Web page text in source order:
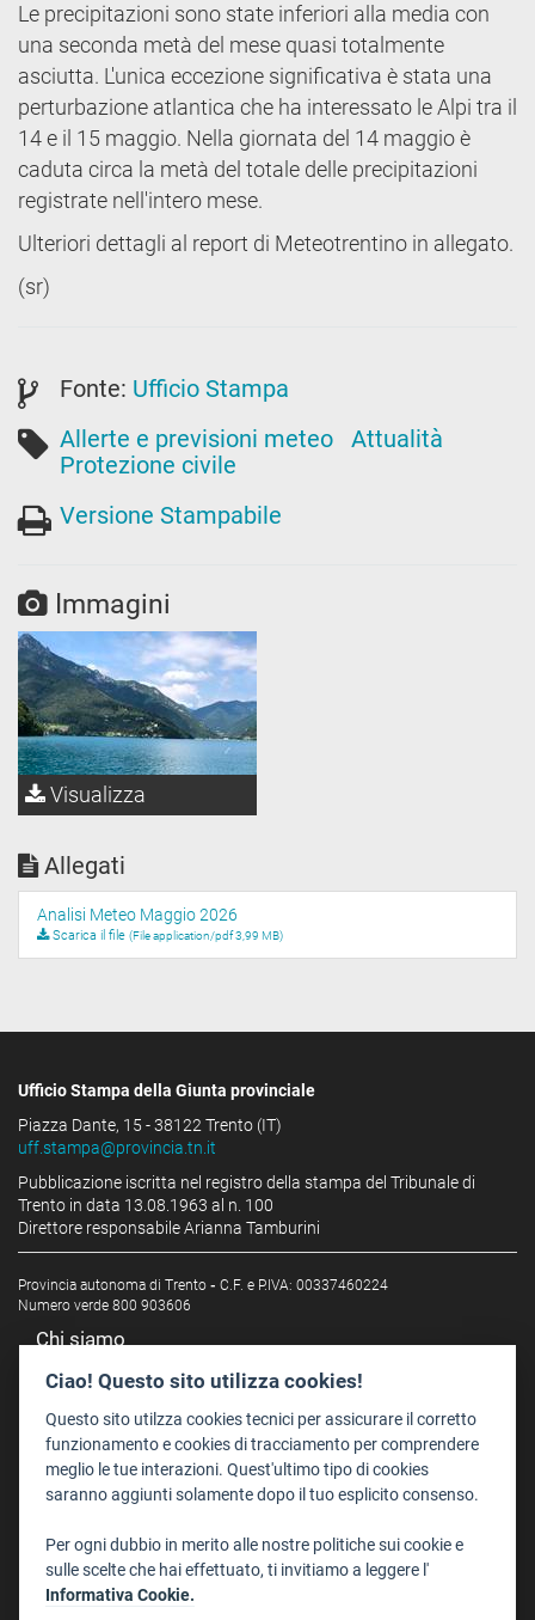
Le precipitazioni sono state inferiori alla media con
una seconda metà del mese quasi totalmente
asciutta. L'unica eccezione significativa è stata una
perturbazione atlantica che ha interessato le Alpi tra il
14 e il 15 maggio. Nella giornata del 14 maggio è
caduta circa la metà del totale delle precipitazioni
registrate nell'intero mese.
Ulteriori dettagli al report di Meteotrentino in allegato.
(sr)
Fonte: Ufficio Stampa
Allerte e previsioni meteo
Attualità
Protezione civile
Versione Stampabile
Immagini
Visualizza
Allegati
Analisi Meteo Maggio 2026
Scarica il file (File application/pdf 3,99 MB)
Ufficio Stampa della Giunta provinciale
Piazza Dante, 15 - 38122 Trento (IT)
uff.stampa@provincia.tn.it
Pubblicazione iscritta nel registro della stampa del Tribunale di
Trento in data 13.08.1963 al n. 100
Direttore responsabile Arianna Tamburini
Provincia autonoma di Trento - C.F. e P.IVA: 00337460224
Numero verde 800 903606
Chi siamo
Redazione
Staff
Format - Centro Audiovisivi
Trentino Film Commission
Dove Siamo
Struttura di riferimento
Ciao! Questo sito utilizza cookies!
Questo sito utilzza cookies tecnici per assicurare il corretto
funzionamento e cookies di tracciamento per comprendere
meglio le tue interazioni. Quest'ultimo tipo di cookies
saranno aggiunti solamente dopo il tuo esplicito consenso.
Per ogni dubbio in merito alle nostre politiche sui cookie e
sulle scelte che hai effettuato, ti invitiamo a leggere l'
Informativa Cookie.